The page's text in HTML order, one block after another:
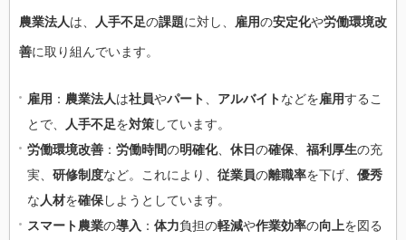
農業法人は、 人手不足の課題に対し、 雇用の安定化や労働環境改
善に取り組んでいます。
雇用 ： 農業法人は社員やパート アルバイトなどを雇用するこ
とで、
人手不足を対策しています。
労働環境改善 ： 労働時間の明確化、 休日の確保 福利厚生の充
実、 研修制度など。これにより、 従業員の離職率を下げ、 優秀
な 人材を確保しようとしています。
スマート農業の導入 ： 体力負担の軽減や作業効率の向上を図る